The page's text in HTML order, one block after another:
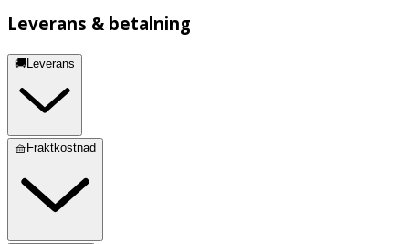
Leverans & betalning
🚚Leverans
🧺Fraktkostnad